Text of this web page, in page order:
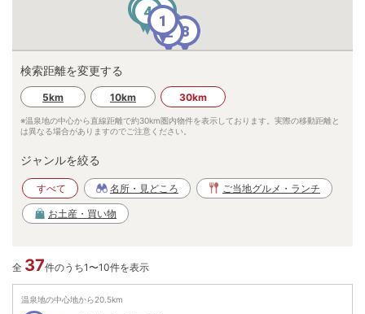
4 7
9
10
1
2 8
検索距離を変更する
5km 10km 30km
※温泉地の中心から直線距離で約30km圏内物件を表示しております。実際の移動距離と
は異なる場合がありますのでご注意ください。
ジャンルを絞る
すべて 名所・見どころ ご当地グルメ・ランチ
お土産・買い物
全 37件のうち1〜10件を表示
温泉地の中心地から20.5km